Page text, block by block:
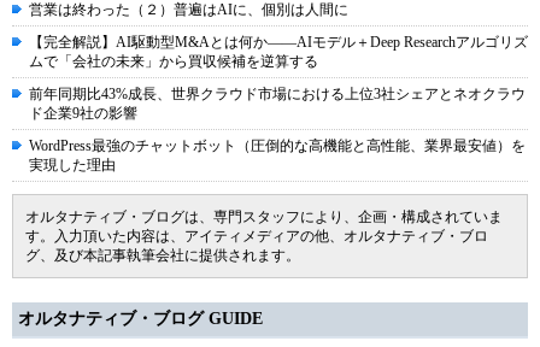
営業は終わった（２）普遍はAIに、個別は人間に
【完全解説】AI駆動型M&Aとは何か――AIモデル＋Deep Researchアルゴリズ
ムで「会社の未来」から買収候補を逆算する
前年同期比43%成長、世界クラウド市場における上位3社シェアとネオクラウ
ド企業9社の影響
WordPress最強のチャットボット（圧倒的な高機能と高性能、業界最安値）を
実現した理由
オルタナティブ・ブログは、専門スタッフにより、企画・構成されていま
す。入力頂いた内容は、アイティメディアの他、オルタナティブ・ブロ
グ、及び本記事執筆会社に提供されます。
オルタナティブ・ブログ GUIDE